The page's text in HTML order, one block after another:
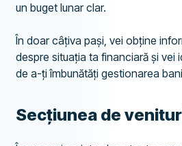
un buget lunar clar.
În doar câțiva pași, vei obține
despre situația ta financiară și vei
de a-ți îmbunătăți gestionarea
Secțiunea de